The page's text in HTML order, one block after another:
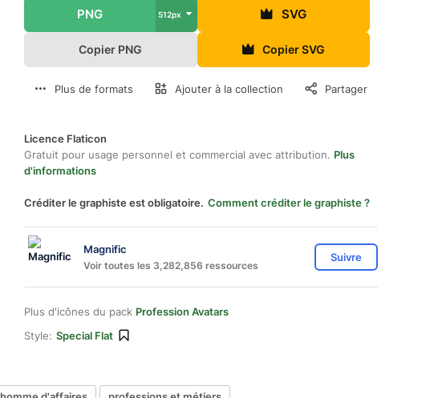
PNG 512px SVG
Copier PNG Copier SVG
Plus de formats Ajouter à la collection Partager
Licence Flaticon
Gratuit pour usage personnel et commercial avec attribution. Plus
d'informations
Créditer le graphiste est obligatoire. Comment créditer le graphiste ?
Magnific
Voir toutes les 3,282,856 ressources
Suivre
Plus d'icônes du pack Profession Avatars
Style: Special Flat